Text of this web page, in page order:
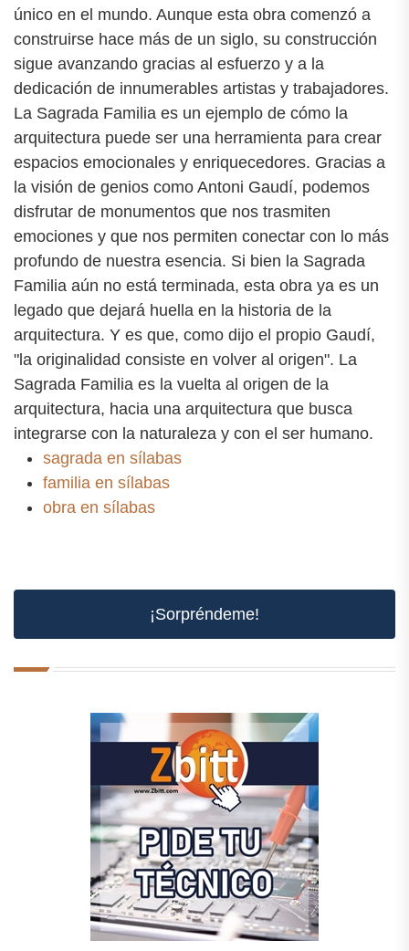
único en el mundo. Aunque esta obra comenzó a
construirse hace más de un siglo, su construcción
sigue avanzando gracias al esfuerzo y a la
dedicación de innumerables artistas y trabajadores.
La Sagrada Familia es un ejemplo de cómo la
arquitectura puede ser una herramienta para crear
espacios emocionales y enriquecedores. Gracias a
la visión de genios como Antoni Gaudí, podemos
disfrutar de monumentos que nos trasmiten
emociones y que nos permiten conectar con lo más
profundo de nuestra esencia. Si bien la Sagrada
Familia aún no está terminada, esta obra ya es un
legado que dejará huella en la historia de la
arquitectura. Y es que, como dijo el propio Gaudí,
"la originalidad consiste en volver al origen". La
Sagrada Familia es la vuelta al origen de la
arquitectura, hacia una arquitectura que busca
integrarse con la naturaleza y con el ser humano.
sagrada en sílabas
familia en sílabas
obra en sílabas
¡Sorpréndeme!